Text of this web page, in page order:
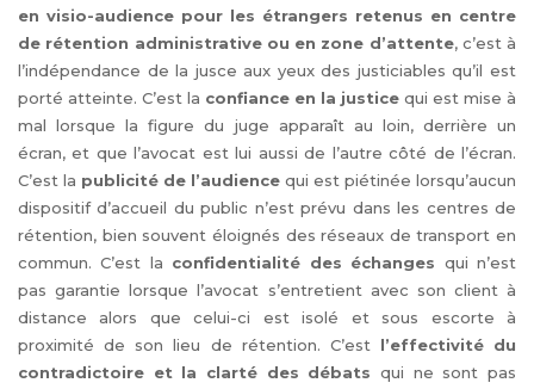
en visio-audience pour les étrangers retenus en centre
de rétention administrative ou en zone d’attente, c’est à
l’indépendance de la jusce aux yeux des justiciables qu’il est
porté atteinte. C’est la confiance en la justice qui est mise à
mal lorsque la figure du juge apparaît au loin, derrière un
écran, et que l’avocat est lui aussi de l’autre côté de l’écran.
C’est la publicité de l’audience qui est piétinée lorsqu’aucun
dispositif d’accueil du public n’est prévu dans les centres de
rétention, bien souvent éloignés des réseaux de transport en
commun. C’est la confidentialité des échanges qui n’est
pas garantie lorsque l’avocat s’entretient avec son client à
distance alors que celui-ci est isolé et sous escorte à
proximité de son lieu de rétention. C’est l’effectivité du
contradictoire et la clarté des débats qui ne sont pas